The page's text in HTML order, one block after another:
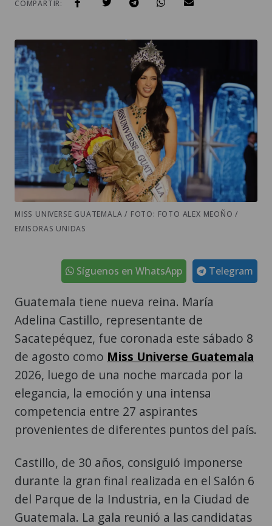
COMPARTIR:
MISS UNIVERSE GUATEMALA / FOTO: FOTO ALEX MEOÑO /
EMISORAS UNIDAS
Telegram
Síguenos en WhatsApp
Guatemala tiene nueva reina. María
Adelina Castillo, representante de
Sacatepéquez, fue coronada este sábado 8
de agosto como Miss Universe Guatemala
2026, luego de una noche marcada por la
elegancia, la emoción y una intensa
competencia entre 27 aspirantes
provenientes de diferentes puntos del país.
Castillo, de 30 años, consiguió imponerse
durante la gran final realizada en el Salón 6
del Parque de la Industria, en la Ciudad de
Guatemala. La gala reunió a las candidatas